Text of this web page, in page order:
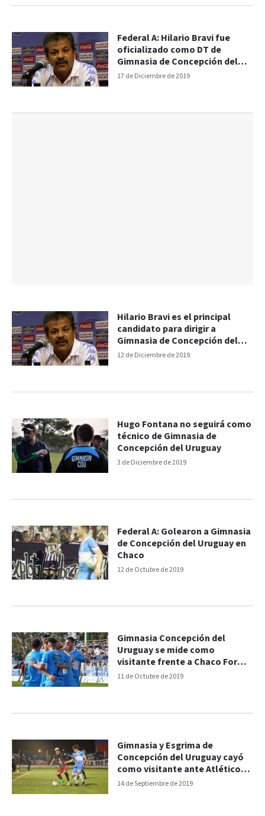
17 de Diciembre de 2019
Federal A: Hilario Bravi fue
oficializado como DT de
Gimnasia de Concepción del
Uruguay
12 de Diciembre de 2019
Hilario Bravi es el principal
candidato para dirigir a
Gimnasia de Concepción del
Uruguay
3 de Diciembre de 2019
Hugo Fontana no seguirá como
técnico de Gimnasia de
Concepción del Uruguay
12 de Octubre de 2019
Federal A: Golearon a Gimnasia
de Concepción del Uruguay en
Chaco
11 de Octubre de 2019
Gimnasia Concepción del
Uruguay se mide como
visitante frente a Chaco For
Ever
14 de Septiembre de 2019
Gimnasia y Esgrima de
Concepción del Uruguay cayó
como visitante ante Atlético
Güemes